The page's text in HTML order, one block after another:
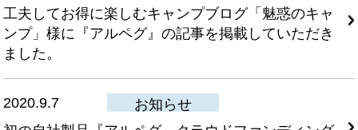
工夫してお得に楽しむキャンプブログ「魅惑のキャ
ンプ」様に『アルペグ』の記事を掲載していただき
ました。
2020.9.7
お知らせ